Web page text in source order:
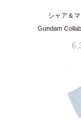
シャア＆
Gundam